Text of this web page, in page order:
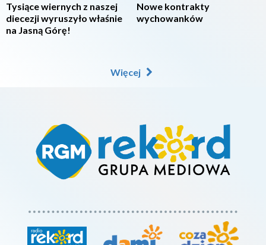
Tysiące wiernych z naszej
diecezji wyruszyło właśnie
na Jasną Górę!
Nowe kontrakty
wychowanków
Więcej